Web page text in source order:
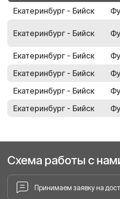
Екатеринбург - Бийск
Екатеринбург - Бийск
Екатеринбург - Бийск
Екатеринбург - Бийск
Екатеринбург - Бийск
Екатеринбург - Бийск
Схема работы с
Принимаем заявку на